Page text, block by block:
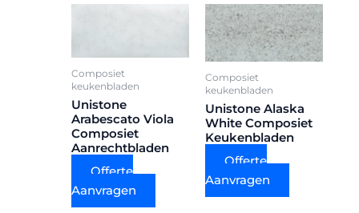
Composiet
keukenbladen
Unistone
Arabescato Viola
Composiet
Aanrechtbladen
Offerte
Aanvragen
Composiet
keukenbladen
Unistone Alaska
White Composiet
Keukenbladen
Offerte
Aanvragen